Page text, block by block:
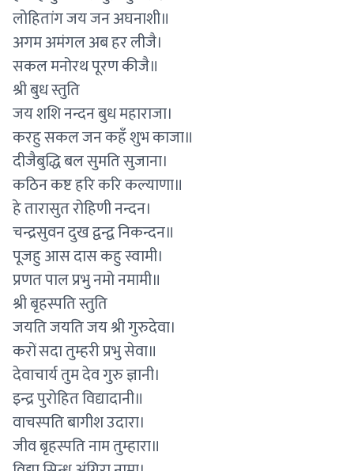
लोहितांग जय जन अघनाशी॥
अगम अमंगल अब हर लीजै।
सकल मनोरथ पूरण कीजै॥
श्री बुध स्तुति
जय शशि नन्दन बुध महाराजा।
करहु सकल जन कहँ शुभ काजा॥
दीजैबुद्धि बल सुमति सुजाना।
कठिन कष्ट हरि करि कल्याणा॥
हे तारासुत रोहिणी नन्दन।
चन्द्रसुवन दुख द्वन्द्व निकन्दन॥
पूजहु आस दास कहु स्वामी।
प्रणत पाल प्रभु नमो नमामी॥
श्री बृहस्पति स्तुति
जयति जयति जय श्री गुरुदेवा।
करों सदा तुम्हरी प्रभु सेवा॥
देवाचार्य तुम देव गुरु ज्ञानी।
इन्द्र पुरोहित विद्यादानी॥
वाचस्पति बागीश उदारा।
जीव बृहस्पति नाम तुम्हारा॥